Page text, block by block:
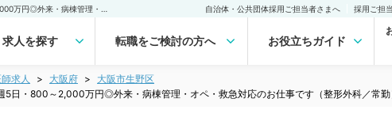
自治体・公共団体採用ご担当者さまへ 採用ご担
求人を探す 転職をご検討の方へ お役立ちガイド
求人 大阪府
大阪市生野区
5日・800～2,000万円◎外来・病棟管理・オペ・救急対応のお仕事です（整形外科／常勤